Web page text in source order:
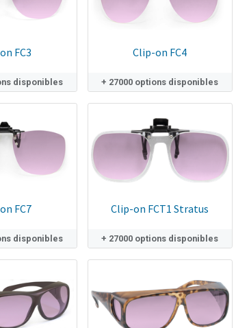
FC3
disponibles
Clip-on FC4
+ 27000 options disponibles
FC7
disponibles
Clip-on FCT1 Stratus
+ 27000 options disponibles